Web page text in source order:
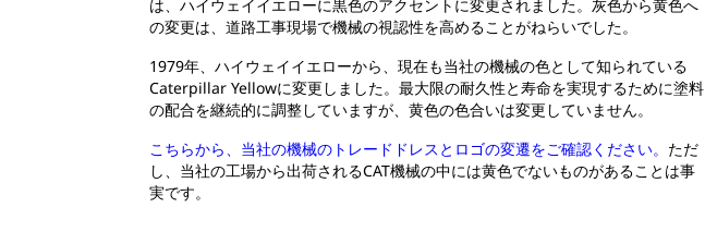
は、ハイウェイイエローに黒色のアクセントに変更されました。灰色から黄色へ
の変更は、道路工事現場で機械の視認性を高めることがねらいでした。
1979年、ハイウェイイエローから、現在も当社の機械の色として知られている
Caterpillar Yellowに変更しました。最大限の耐久性と寿命を実現するために塗料
の配合を継続的に調整していますが、黄色の色合いは変更していません。
こちらから、当社の機械のトレードドレスとロゴの変遷をご確認ください。 ただ
し、当社の工場から出荷されるCAT機械の中には黄色でないものがあることは事
実です。